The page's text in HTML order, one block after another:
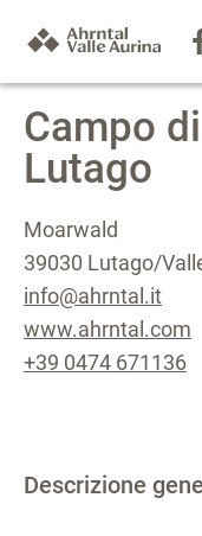
Campo
Lutago
Moarwald
39030 Lutago/
info@ahrntal.it
www.ahrntal.com
+39 0474 671136
Descrizione